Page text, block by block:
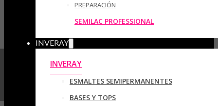
PREPARACIÓN
SEMILAC PROFESSIONAL
INVERAY
INVERAY
ESMALTES SEMIPERMANENTES
BASES Y TOPS